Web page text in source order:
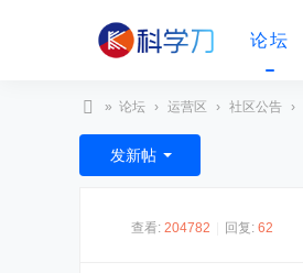
论坛
科
学
» 论坛 › 运营区 › 社区公告 ›
发新帖
查看: 204782 回复: 62